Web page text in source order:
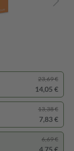
23,69 €
14,05 €
13,38 €
7,83 €
6,69 €
4,75 €